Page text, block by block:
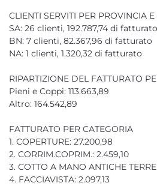
CLIENTI SERVITI PER PROVINCIA
SA: 26 clienti, 192.787,74 di fatturato
BN: 7 clienti, 82.367,96 di fatturato
NA: 1 clienti, 1.320,32 di fatturato
RIPARTIZIONE DEL FATTURATO
Pieni e Coppi: 113.663,89
Altro: 164.542,89
FATTURATO PER CATEGORIA
1. COPERTURE: 27.200,98
2. CORRIM.COPRIM.: 2.459,10
3. COTTO A MANO ANTICHE
4. FACCIAVISTA: 2.097,13